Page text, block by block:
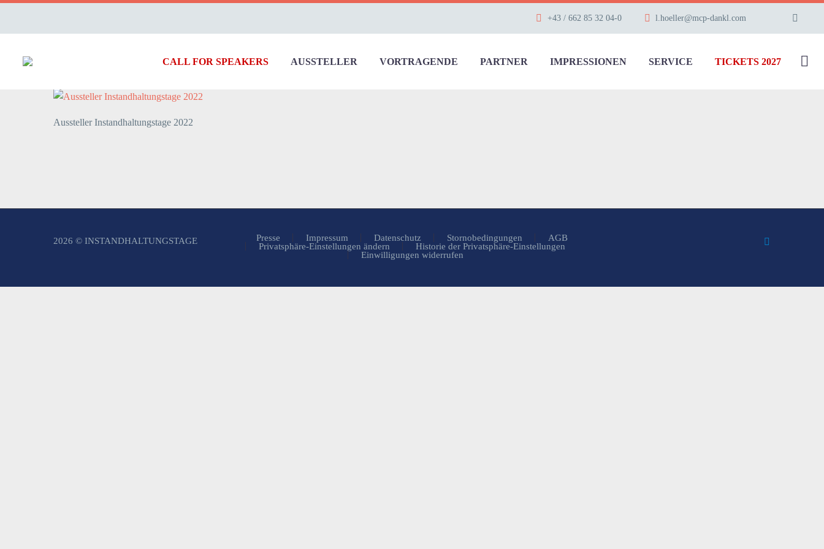
+43 / 662 85 32 04-0 l.hoeller@mcp-dankl.com
CALL FOR SPEAKERS AUSSTELLER VORTRAGENDE PARTNER IMPRESSIONEN SERVICE TICKETS 2027
Aussteller Instandhaltungstage 2022
Presse Impressum Datenschutz Stornobedingungen
AGB
Privatsphäre-Einstellungen ändern
Historie der Privatsphäre-Einstellungen
Einwilligungen widerrufen
2026 © INSTANDHALTUNGSTAGE